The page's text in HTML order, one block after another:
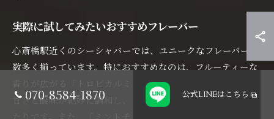
実際に試してみたいおすすめフレーバー
心斎橋駅近くのシーシャバーでは、ユニークなフレーバーが
数多く揃っています。特におすすめなのは、フルーティーな
香りが広がる「トロピカルミックス」。このフレーバーは、
甘さと酸味が絶妙に調和し、リフレッシュしたいときにぴっ
070-8584-1870 公式LINEはこちら